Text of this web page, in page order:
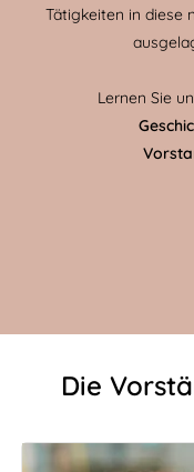
Tätigkeiten in diese
Lernen Sie
Die